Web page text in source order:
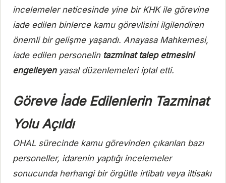
incelemeler neticesinde yine bir KHK ile görevine
iade edilen binlerce kamu görevlisini ilgilendiren
önemli bir gelişme yaşandı. Anayasa Mahkemesi,
iade edilen personelin tazminat talep etmesini
engelleyenyasal düzenlemeleri iptal etti.
Göreve İade Edilenlerin Tazminat
Yolu Açıldı
OHAL sürecinde kamu görevinden çıkarılan bazı
personeller, idarenin yaptığı incelemeler
sonucunda herhangi bir örgütle irtibatı veya iltisakı